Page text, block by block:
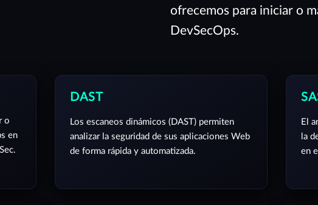
ofrecemos para iniciar o
DevSecOps.
o
en
DAST
Los escaneos dinámicos (DAST) permiten
analizar la seguridad de sus aplicaciones Web
de forma rápida y automatizada.
El
la
en